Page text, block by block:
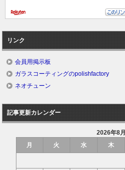
リンク
会員用掲示板
ガラスコーティングのpolishfactory
ネオチューン
記事更新カレンダー
2026年8月
月
火 水 木